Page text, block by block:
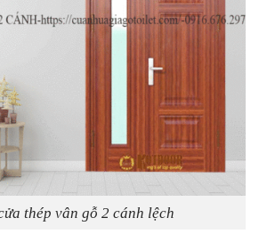
thép vân gỗ 2 cánh lệch